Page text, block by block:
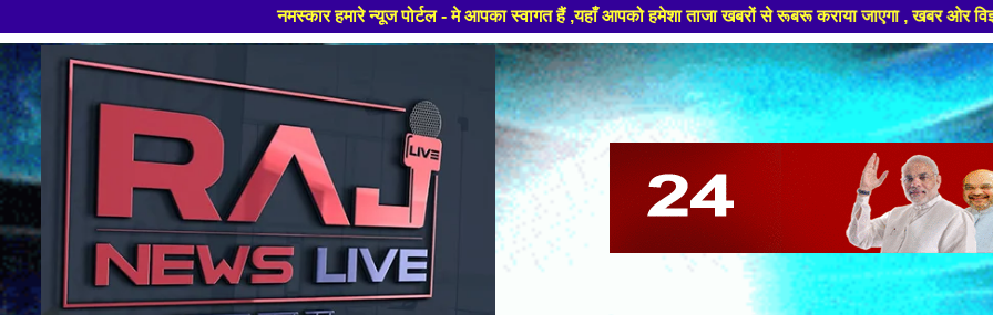
नमस्कार हमारे न्यूज पोर्टल - मे आपका स्वागत हैं ,यहाँ आपको हमेशा ताजा खबरों से रूबरू कराया जाएगा , खबर ओर विज्ञापन के लिए संपर्क करे +91
Skip
to
content